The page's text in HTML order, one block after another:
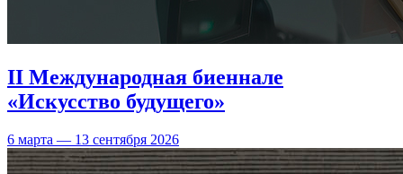
II Международная биеннале
«Искусство будущего»
6 марта — 13 сентября 2026